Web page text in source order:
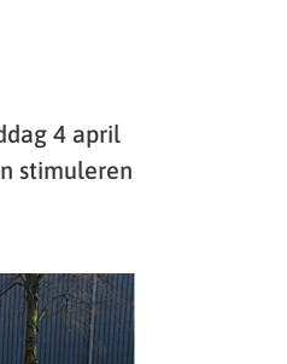
4 april
stimuleren